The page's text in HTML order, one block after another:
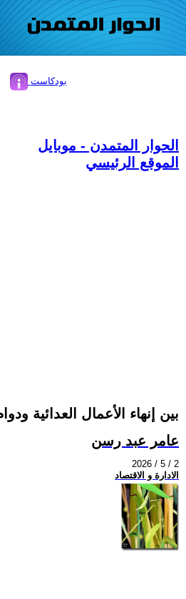
بودكاست
الحوار المتمدن - موبايل
الموقع الرئيسي
بين إنهاء الأعمال العدائية
عامر عبد رسن
2026 / 5 / 2
الادارة و الاقتصاد